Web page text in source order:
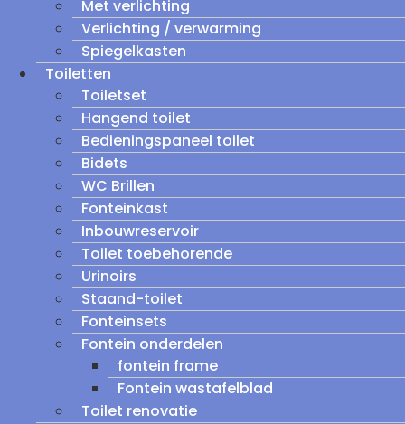
Met verlichting
Verlichting / verwarming
Spiegelkasten
Toiletten
Toiletset
Hangend toilet
Bedieningspaneel toilet
Bidets
WC Brillen
Fonteinkast
Inbouwreservoir
Toilet toebehorende
Urinoirs
Staand-toilet
Fonteinsets
Fontein onderdelen
fontein frame
Fontein wastafelblad
Toilet renovatie